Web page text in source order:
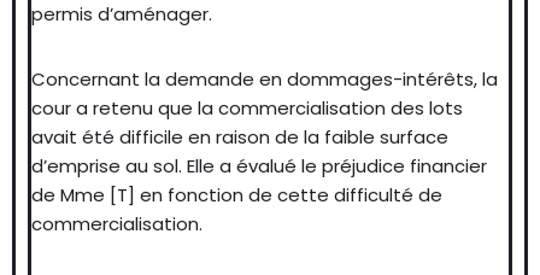
permis d’aménager.
Concernant la demande en dommages-intérêts, la
cour a retenu que la commercialisation des lots
avait été difficile en raison de la faible surface
d’emprise au sol. Elle a évalué le préjudice financier
de Mme [T] en fonction de cette difficulté de
commercialisation.